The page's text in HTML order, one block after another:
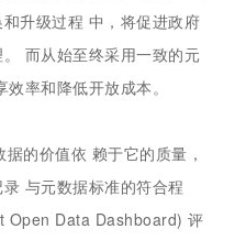
升级过程 中，将促进政府
而从始至终采用一致的元
率和降低开放成本。
的价值依 赖于它的质量，
与元数据标准的符合程
Open Data Dashboard) 评